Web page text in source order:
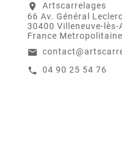
location_on
Artscarrelages
66 Av. Général Leclerc
30400 Villeneuve-lès-
France
email
call 04 90 25 54 76